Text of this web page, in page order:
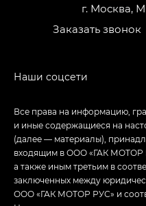
Empow — Эмпау
г. Москва,
Заказать звонок
Все права на информацию,
и иные содержащиеся на
(далее — материалы),
входящим в ООО «ГАК МОТОР
а также иным третьим в
заключенных между
ООО «ГАК МОТОР РУС» и